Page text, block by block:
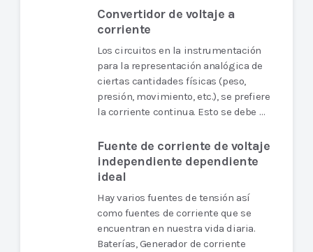
Convertidor de voltaje a
corriente
Los circuitos en la instrumentación
para la representación analógica de
ciertas cantidades físicas (peso,
presión, movimiento, etc.), se prefiere
la corriente continua. Esto se debe …
Fuente de corriente de voltaje
independiente dependiente
ideal
Hay varios fuentes de tensión así
como fuentes de corriente que se
encuentran en nuestra vida diaria.
Baterías, Generador de corriente